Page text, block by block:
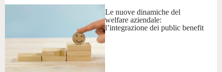
Le nuove dinamiche del
welfare aziendale:
l’integrazione dei public benefit